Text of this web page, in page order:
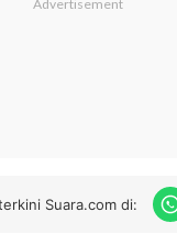
Suara.com di: